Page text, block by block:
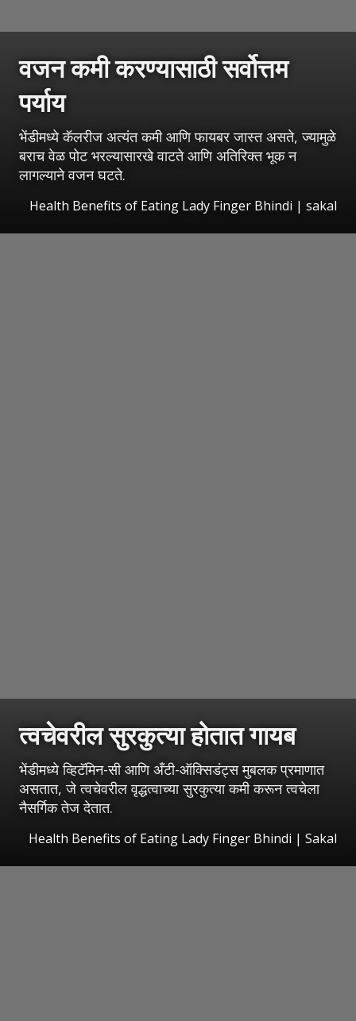
वजन कमी करण्यासाठी सर्वोत्तम
पर्याय
भेंडीमध्ये कॅलरीज अत्यंत कमी आणि फायबर जास्त असते, ज्यामुळे
बराच वेळ पोट भरल्यासारखे वाटते आणि अतिरिक्त भूक न
लागल्याने वजन घटते.
Health Benefits of Eating Lady Finger Bhindi | sakal
त्वचेवरील सुरकुत्या होतात गायब
भेंडीमध्ये व्हिटॅमिन-सी आणि अँटी-ऑक्सिडंट्स मुबलक प्रमाणात
असतात, जे त्वचेवरील वृद्धत्वाच्या सुरकुत्या कमी करून त्वचेला
नैसर्गिक तेज देतात.
Health Benefits of Eating Lady Finger Bhindi | Sakal